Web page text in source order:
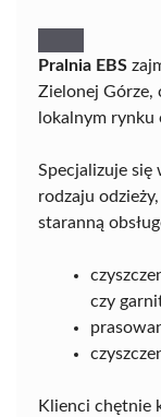
Pralnia EBS
Zielonej Górze,
lokalnym
Specjalizuje
rodzaju
staranną
czy
Klienci chętnie